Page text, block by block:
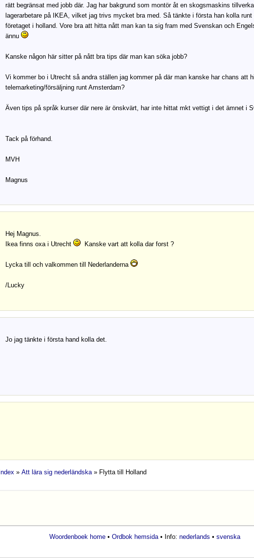
rätt begränsat med jobb där. Jag har bakgrund som montör åt en skogsmaskins
lagerarbetare på IKEA, vilket jag trivs mycket bra med. Så tänkte i första han kolla
företaget i holland. Vore bra att hitta nått man kan ta sig fram med Svenskan och
ännu
Kanske någon här sitter på nått bra tips där man kan söka jobb?
Vi kommer bo i Utrecht så andra ställen jag kommer på där man kanske har chans att
telemarketing/försäljning runt Amsterdam?
Även tips på språk kurser där nere är önskvärt, har inte hittat mkt vettigt i det ämnet i
Tack på förhand.
MVH
Magnus
Hej Magnus.
Ikea finns oxa i Utrecht
Kanske vart att kolla dar forst ?
Lycka till och valkommen till Nederlanderna
/Lucky
Jo jag tänkte i första hand kolla det.
Index » Att lära sig nederländska» Flytta till Holland
Woordenboek home• Ordbok hemsida• Info: nederlands • svenska